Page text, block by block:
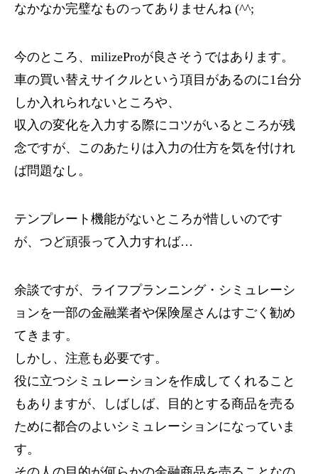
なかなか完璧なものってありませんね (^^;
今のところ、milizeProが良さそうではあります。
車の買い替えサイクルという項目があるのに1台分
しか入れられないところや、
収入の変化を入力する際にコツがいるところが残
念ですが、このあたりは入力の仕方を気を付けれ
ば問題なし。
テンプレート機能がないところが惜しいのです
が、つど頑張って入力すれば…
余談ですが、ライフプランニング・シミュレーシ
ョンを一部の金融業者や保険屋さんはすごく勧め
てきます。
しかし、注意も必要です。
役に立つシミュレーションを作成してくれること
もありますが、しばしば、目的とする商品を売る
ために都合のよいシミュレーションになっていま
す。